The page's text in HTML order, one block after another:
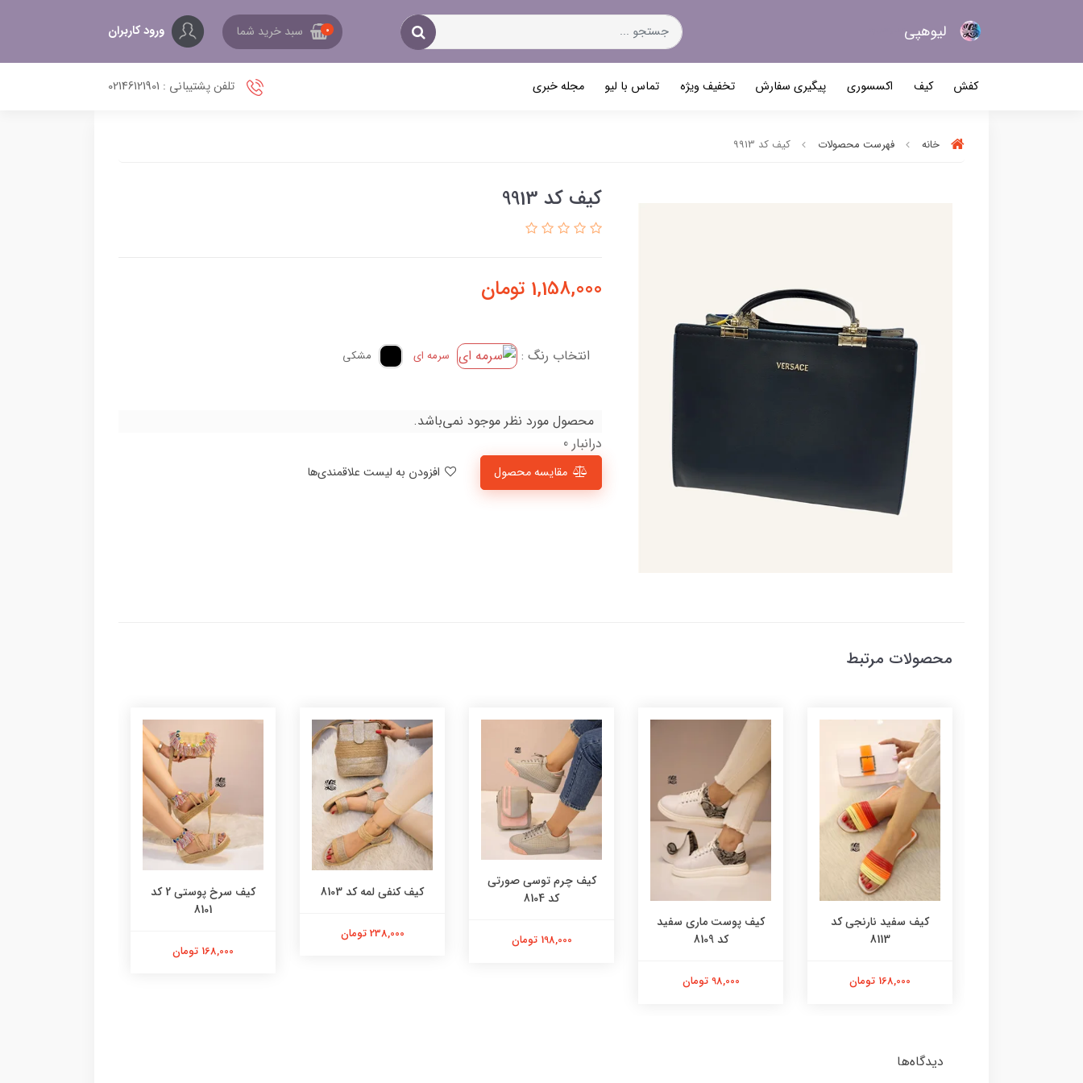
لیو‌هپی 0 سبد خرید شما ورود کاربران
کفش کیف اکسسوری پیگیری سفارش تخفیف ویژه تماس با لیو مجله خبری تلفن پشتیبانی : 02146121901
خانه فهرست محصولات کیف کد 9913
کیف کد 9913
1,158,000 تومان
انتخاب رنگ : سرمه ای مشکی
محصول مورد نظر موجود نمی‌باشد.
درانبار 0
مقایسه محصول
محصولات مرتبط
کیف سفید نارنجی کد
8113
168,000 تومان
کیف پوست ماری سفید
کد 8109
98,000 تومان
کیف چرم توسی صورتی
کد 8104
198,000 تومان
کیف کنفی لمه کد 8103
238,000 تومان
کیف سرخ پوستی 2 کد
8101
168,000 تومان
دیدگاه‌ها